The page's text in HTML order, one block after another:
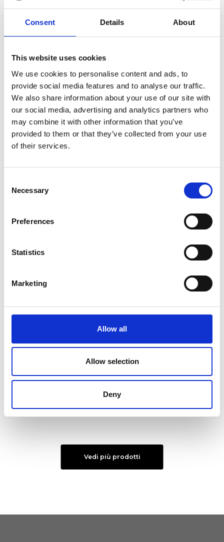
Consent Details About
This website uses cookies
We use cookies to personalise content and ads, to
provide social media features and to analyse our traffic.
We also share information about your use of our site with
our social media, advertising and analytics partners who
may combine it with other information that you’ve
provided to them or that they’ve collected from your use
of their services.
Selection
Necessary
Preferences
Statistics
Marketing
Allow all
Allow selection
Deny
Colore:A.MARINA
€ 199
Colore:
Milena Borsa a Spalla M
€ 334
€ 200
Alexandra Borsa a
Spalla S
Colore:NUDE
Vedi più prodotti